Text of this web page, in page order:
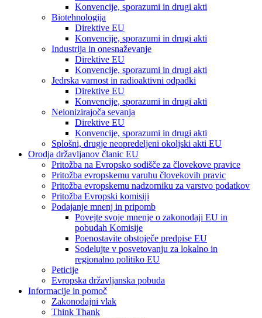
Konvencije, sporazumi in drugi akti
Biotehnologija
Direktive EU
Konvencije, sporazumi in drugi akti
Industrija in onesnaževanje
Direktive EU
Konvencije, sporazumi in drugi akti
Jedrska varnost in radioaktivni odpadki
Direktive EU
Konvencije, sporazumi in drugi akti
Neionizirajoča sevanja
Direktive EU
Konvencije, sporazumi in drugi akti
Splošni, drugje neopredeljeni okoljski akti EU
Orodja državljanov članic EU
Pritožba na Evropsko sodišče za človekove pravice
Pritožba evropskemu varuhu človekovih pravic
Pritožba evropskemu nadzorniku za varstvo podatkov
Pritožba Evropski komisiji
Podajanje mnenj in pripomb
Povejte svoje mnenje o zakonodaji EU in
pobudah Komisije
Poenostavite obstoječe predpise EU
Sodelujte v posvetovanju za lokalno in
regionalno politiko EU
Peticije
Evropska državljanska pobuda
Informacije in pomoč
Zakonodajni vlak
Think Thank